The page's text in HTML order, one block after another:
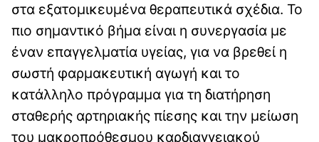
στα εξατομικευμένα θεραπευτικά σχέδια. Το
πιο σημαντικό βήμα είναι η συνεργασία με
έναν επαγγελματία υγείας, για να βρεθεί η
σωστή φαρμακευτική αγωγή και το
κατάλληλο πρόγραμμα για τη διατήρηση
σταθερής αρτηριακής πίεσης και την μείωση
του μακροπρόθεσμου καρδιαγγειακού